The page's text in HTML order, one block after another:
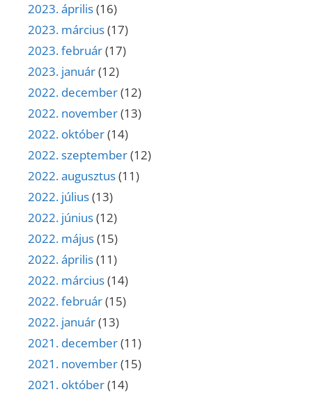
2023. április(16)
2023. március(17)
2023. február(17)
2023. január(12)
2022. december(12)
2022. november(13)
2022. október(14)
2022. szeptember(12)
2022. augusztus(11)
2022. július(13)
2022. június(12)
2022. május(15)
2022. április(11)
2022. március(14)
2022. február(15)
2022. január(13)
2021. december(11)
2021. november(15)
2021. október(14)